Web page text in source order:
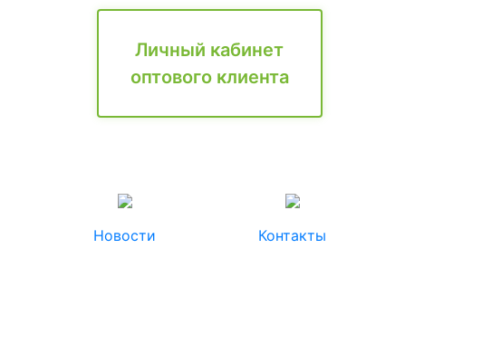
Личный кабинет
оптового клиента
Новости Контакты